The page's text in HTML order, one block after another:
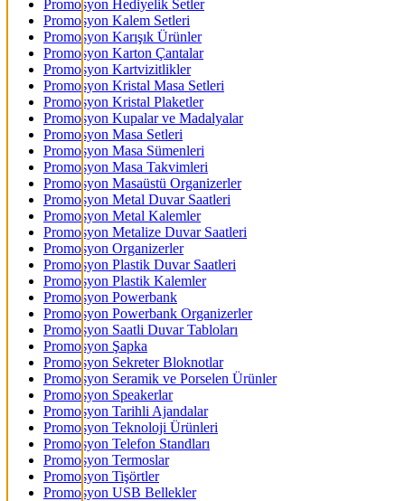
Promosyon Hediyelik Setler
Promosyon Kalem Setleri
Promosyon Karışık Ürünler
Promosyon Karton Çantalar
Promosyon Kartvizitlikler
Promosyon Kristal Masa Setleri
Promosyon Kristal Plaketler
Promosyon Kupalar ve Madalyalar
Promosyon Masa Setleri
Promosyon Masa Sümenleri
Promosyon Masa Takvimleri
Promosyon Masaüstü Organizerler
Promosyon Metal Duvar Saatleri
Promosyon Metal Kalemler
Promosyon Metalize Duvar Saatleri
Promosyon Organizerler
Promosyon Plastik Duvar Saatleri
Promosyon Plastik Kalemler
Promosyon Powerbank
Promosyon Powerbank Organizerler
Promosyon Saatli Duvar Tabloları
Promosyon Şapka
Promosyon Sekreter Bloknotlar
Promosyon Seramik ve Porselen Ürünler
Promosyon Speakerlar
Promosyon Tarihli Ajandalar
Promosyon Teknoloji Ürünleri
Promosyon Telefon Standları
Promosyon Termoslar
Promosyon Tişörtler
Promosyon USB Bellekler